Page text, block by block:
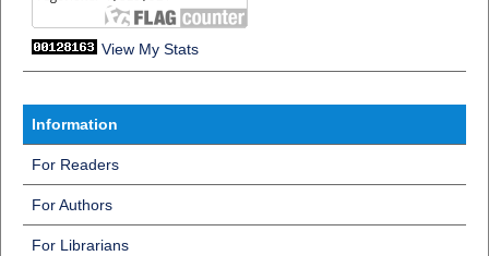
View My Stats
Information
For Readers
For Authors
For Librarians